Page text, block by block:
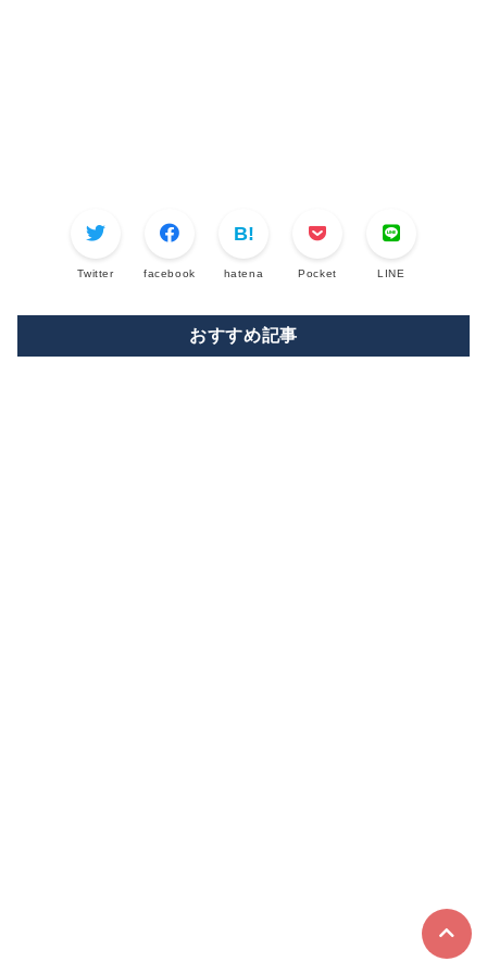
Twitter facebook hatena Pocket LINE
おすすめ記事